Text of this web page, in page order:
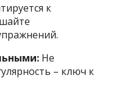
к
Не
– ключ к